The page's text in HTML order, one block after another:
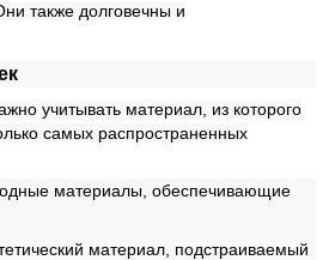
также долговечны и
учитывать материал, из которого
самых распространенных
материалы, обеспечивающие
материал, подстраиваемый